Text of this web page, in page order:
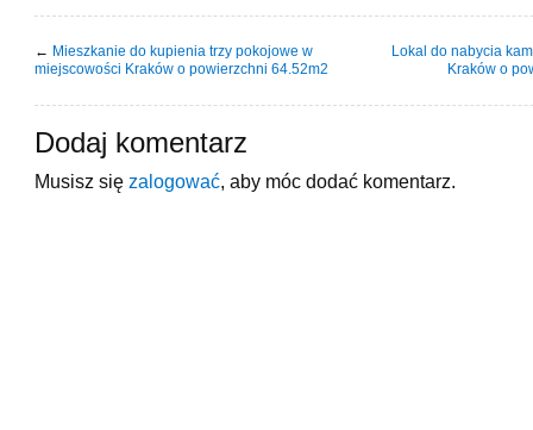
← Mieszkanie do kupienia trzy pokojowe w
miejscowości Kraków o powierzchni 64.52m2
Lokal do nabycia
Kraków o
Dodaj komentarz
Musisz się zalogować , aby móc dodać komentarz.